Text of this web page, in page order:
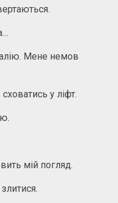
Мене немов
у ліфт.
мій погляд.